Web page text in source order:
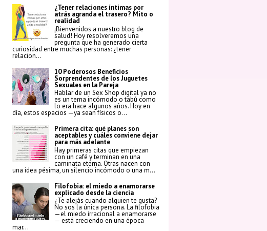
¿Tener relaciones íntimas por
atrás agranda el trasero? Mito o
realidad
¡Bienvenidos a nuestro blog de
salud! Hoy resolveremos una
pregunta que ha generado cierta
curiosidad entre muchas personas: ¿tener
relacion...
10 Poderosos Beneficios
Sorprendentes de los Juguetes
Sexuales en la Pareja
Hablar de un Sex Shop digital ya no
es un tema incómodo o tabú como
lo era hace algunos años. Hoy en
día, estos espacios —ya sean físicos o...
Primera cita: qué planes son
aceptables y cuáles conviene dejar
para más adelante
Hay primeras citas que empiezan
con un café y terminan en una
caminata eterna. Otras nacen con
una idea pésima, un silencio incómodo o una m...
Filofobia: el miedo a enamorarse
explicado desde la ciencia
¿Te alejás cuando alguien te gusta?
No sos la única persona. La filofobia
—el miedo irracional a enamorarse
— está creciendo en una época
mar...